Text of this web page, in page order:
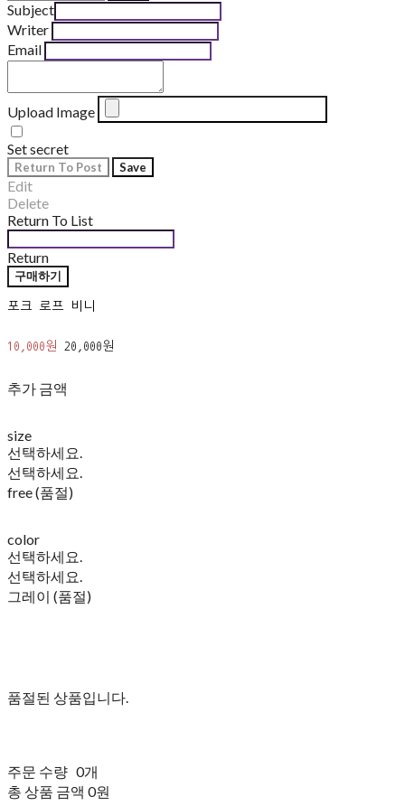
Subject
Writer
Email
Upload Image
Set secret
Return To Post Save
Edit
Delete
Return To List
Return
구매하기
포크 로프 비니
10,000원 20,000원
추가 금액
size
선택하세요.
선택하세요.
free (품절)
color
선택하세요.
선택하세요.
그레이 (품절)
품절된 상품입니다.
주문 수량 0개
총 상품 금액 0원